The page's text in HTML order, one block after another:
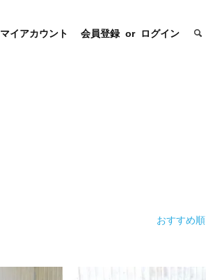
マイアカウント 会員登録 or ログイン
おすすめ順